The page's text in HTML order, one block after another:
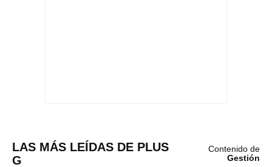
LAS MÁS LEÍDAS DE PLUS
G
Contenido de
Gestión